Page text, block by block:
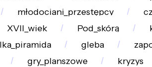
młodociani_przestępcy
XVII_wiek Pod_skórą
gleba
gry_planszowe
kryzys